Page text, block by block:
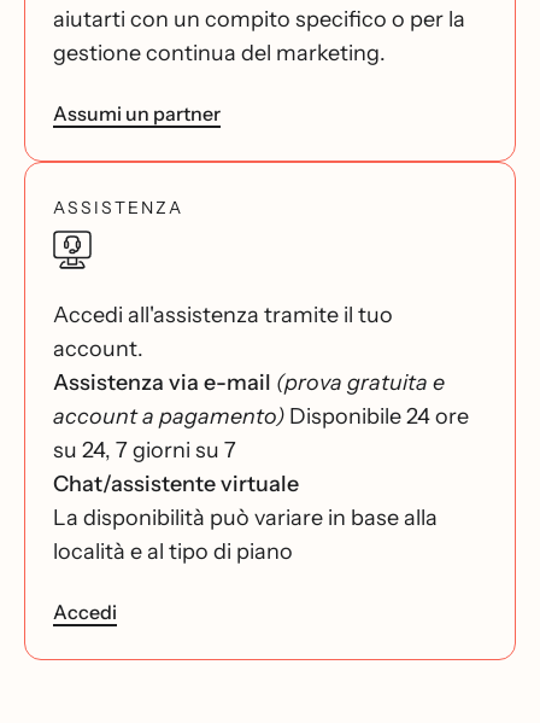
aiutarti con un compito specifico o per la
gestione continua del marketing.
Assumi un partner
ASSISTENZA
Accedi all'assistenza tramite il tuo
account.
Assistenza via e-mail (prova gratuita e
account a pagamento) Disponibile 24 ore
su 24, 7 giorni su 7
Chat/assistente virtuale
La disponibilità può variare in base alla
località e al tipo di piano
Accedi